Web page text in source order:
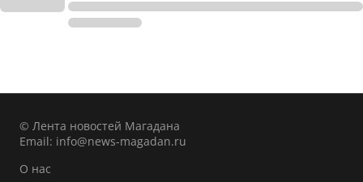
© Лента новостей Магадана
Email: info@news-magadan.ru
О нас